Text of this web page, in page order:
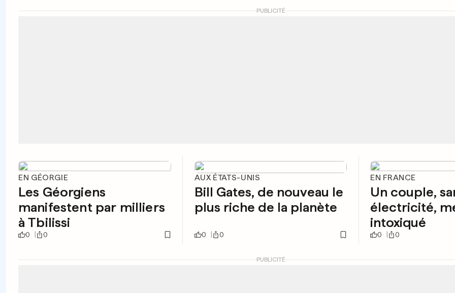
PUBLICITÉ
EN GÉORGIE
Les Géorgiens
manifestent par milliers
à Tbilissi
0 0
AUX ÉTATS-UNIS
Bill Gates, de nouveau le
plus riche de la planète
0 0
EN FRANCE
Un couple,
électricité,
intoxiqué
0 0
PUBLICITÉ